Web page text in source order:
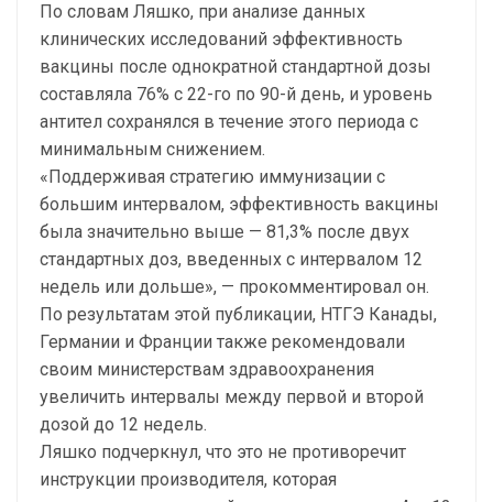
По словам Ляшко, при анализе данных
клинических исследований эффективность
вакцины после однократной стандартной дозы
составляла 76% с 22-го по 90-й день, и уровень
антител сохранялся в течение этого периода с
минимальным снижением.
«Поддерживая стратегию иммунизации с
большим интервалом, эффективность вакцины
была значительно выше — 81,3% после двух
стандартных доз, введенных с интервалом 12
недель или дольше», — прокомментировал он.
По результатам этой публикации, НТГЭ Канады,
Германии и Франции также рекомендовали
своим министерствам здравоохранения
увеличить интервалы между первой и второй
дозой до 12 недель.
Ляшко подчеркнул, что это не противоречит
инструкции производителя, которая